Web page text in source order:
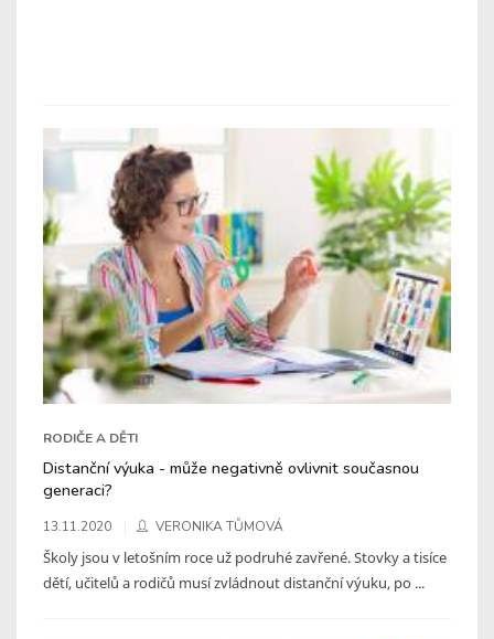
RODIČE A DĚTI
Distanční výuka - může negativně ovlivnit současnou
generaci?
13.11.2020 VERONIKA TŮMOVÁ
Školy jsou v letošním roce už podruhé zavřené. Stovky a tisíce
dětí, učitelů a rodičů musí zvládnout distanční výuku, po ...